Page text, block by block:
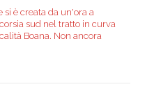
è creata da un'ora a
sud nel tratto in curva
Boana. Non ancora